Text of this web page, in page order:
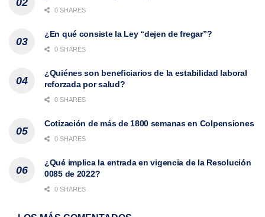
0 SHARES
¿En qué consiste la Ley “dejen de fregar”?
0 SHARES
¿Quiénes son beneficiarios de la estabilidad laboral
reforzada por salud?
0 SHARES
Cotización de más de 1800 semanas en Colpensiones
0 SHARES
¿Qué implica la entrada en vigencia de la Resolución
0085 de 2022?
0 SHARES